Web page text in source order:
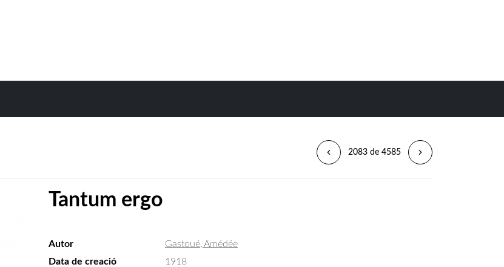
2083 de 4585
Tantum ergo
Autor
Gastoué, Amédée
Data de creació
1918